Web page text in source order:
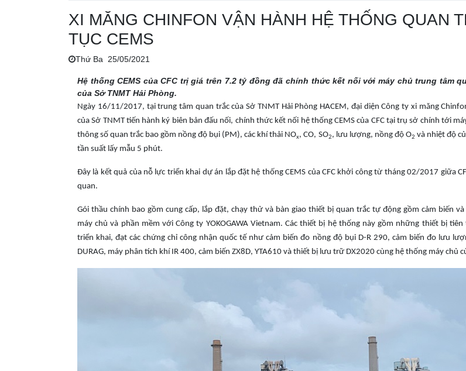
XI MĂNG CHINFON VẬN HÀNH HỆ THỐNG QUAN
TỤC CEMS
Thứ Ba 25/05/2021
Hệ thống CEMS của CFC trị giá trên 7.2 tỷ đồng đã chính thức kết nối với máy chủ trung tâm
của Sở TNMT Hải Phòng.
Ngày 16/11/2017, tại trung tâm quan trắc của Sở TNMT Hải Phòng HACEM, đại diện Công ty xi măng
của Sở TNMT tiến hành ký biên bản đấu nối, chính thức kết nối hệ thống CEMS của CFC tại trụ sở chính tới
thông số quan trắc bao gồm nồng độ bụi (PM), các khí thải NOx, CO, SO2, lưu lượng, nồng độ O2 và nhiệt độ
tần suất lấy mẫu 5 phút.
Đây là kết quả của nỗ lực triển khai dự án lắp đặt hệ thống CEMS của CFC khởi công từ tháng 02/2017 giữa
quan.
Gói thầu chính bao gồm cung cấp, lắp đặt, chạy thử và bàn giao thiết bị quan trắc tự động gồm cảm biến
máy chủ và phần mềm với Công ty YOKOGAWA Vietnam. Các thiết bị hệ thống này gồm những thiết bị
triển khai, đạt các chứng chỉ công nhận quốc tế như cảm biến đo nồng độ bụi D-R 290, cảm biến đo lưu
DURAG, máy phân tích khí IR 400, cảm biến ZX8D, YTA610 và thiết bị lưu trữ DX2020 cùng hệ thống máy chủ